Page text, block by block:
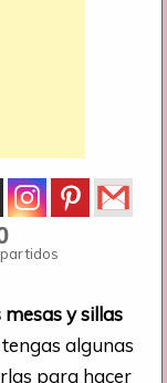
y sillas
algunas
para hacer